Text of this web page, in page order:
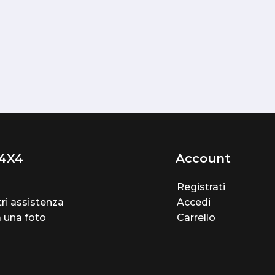
assistenza
una foto
Account
Registrati
Accedi
Carrello